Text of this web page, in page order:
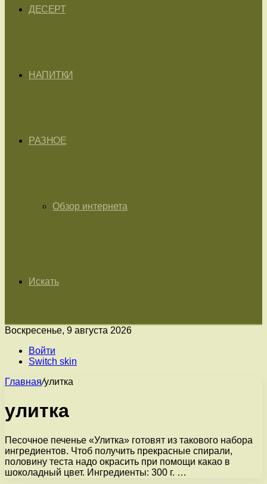
ДЕСЕРТ
НАПИТКИ
РАЗНОЕ
Обзор интернета
Искать
Воскресенье, 9 августа 2026
Войти
Switch skin
Главная/улитка
улитка
Песочное печенье «Улитка» готовят из такового набора
ингредиентов. Чтоб получить прекрасные спирали,
половину теста надо окрасить при помощи какао в
шоколадный цвет. Ингредиенты: 300 г. …